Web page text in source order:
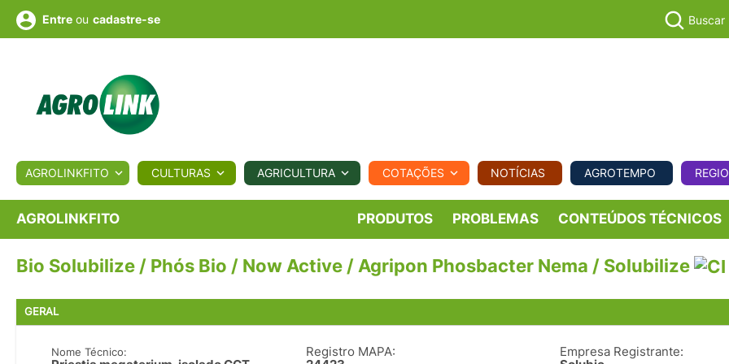
BIOLÓGICOS COTAÇÕES NOTÍCIAS AGROTEMPO REGIONAL COMERCIAL AGROVIAGENS
Conversor Colunistas Eventos
Fotos
e
Entre ou cadastre-se Buscar
AGROLINKFITO CULTURAS AGRICULTURA COTAÇÕES NOTÍCIAS AGROTEMPO
AGROLINKFITO PRODUTOS PROBLEMAS CONTEÚDOS TÉCNICOS
Bio Solubilize / Phós Bio / Now Active / Agripon Phosbacter Nema / Solubilize
GERAL
Nome Técnico:
Registro MAPA:
Empresa Registrante: